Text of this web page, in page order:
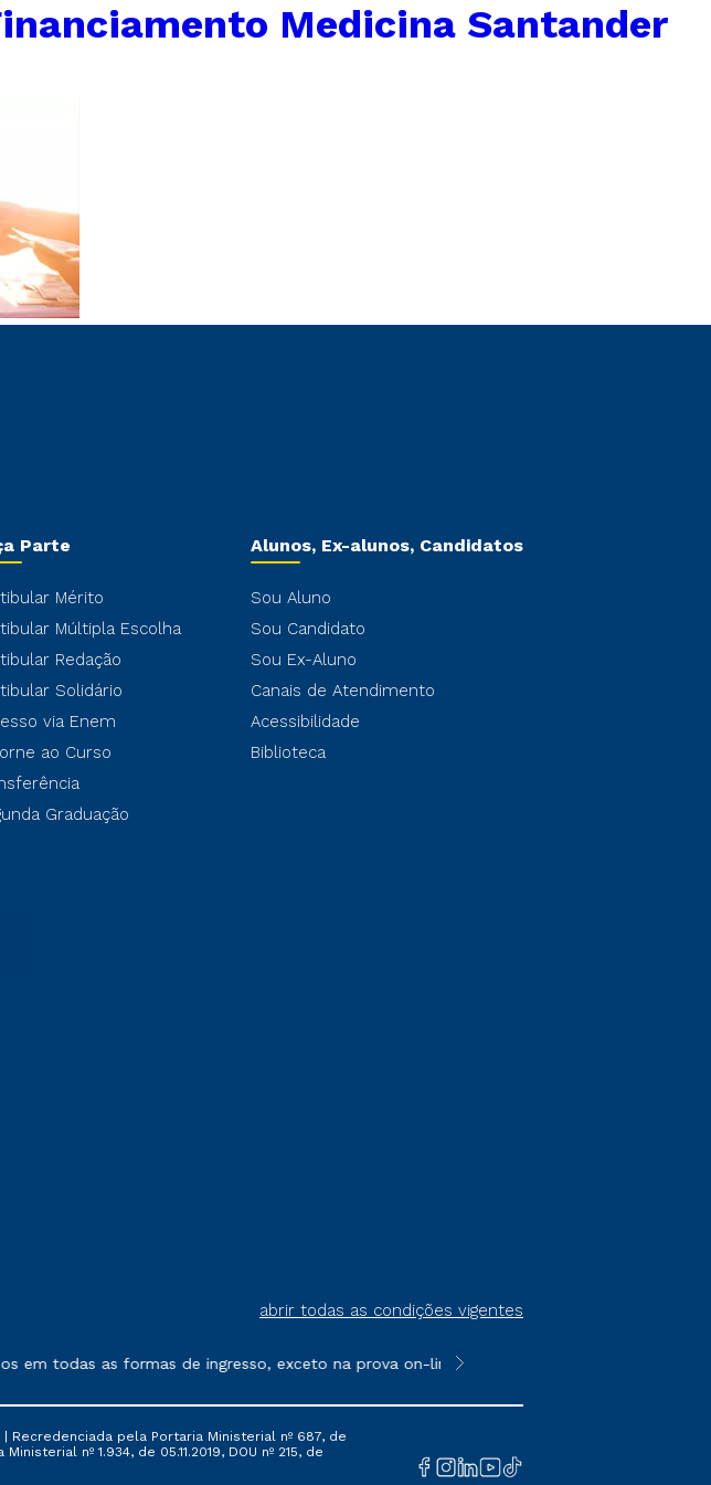
Medicina Santander
Parte
Mérito
Múltipla Escolha
Redação
Solidário
via Enem
ao Curso
Graduação
Alunos, Ex-alunos, Candidatos
Sou Aluno
Sou Candidato
Sou Ex-Aluno
Canais de Atendimento
Acessibilidade
Biblioteca
abrir todas as condições vigentes
serviços.
todas as formas de ingresso, exceto na prova on-line ou agendada, que ofertam
**Semipresencial é um formato do
Recredenciada pela Portaria Ministerial nº 687, de
nº 1.934, de 05.11.2019, DOU nº 215, de